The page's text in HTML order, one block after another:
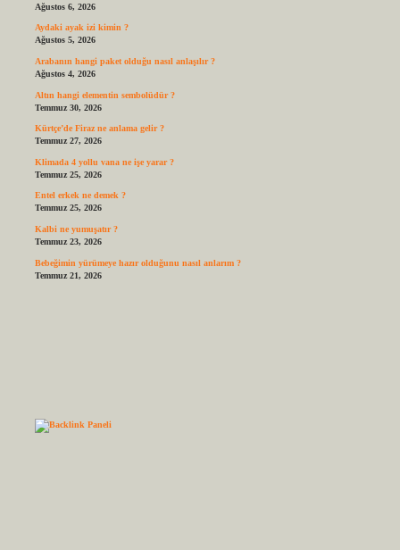
Ağustos 6, 2026
Aydaki ayak izi kimin ?
Ağustos 5, 2026
Arabanın hangi paket olduğu nasıl anlaşılır ?
Ağustos 4, 2026
Altın hangi elementin sembolüdür ?
Temmuz 30, 2026
Kürtçe’de Firaz ne anlama gelir ?
Temmuz 27, 2026
Klimada 4 yollu vana ne işe yarar ?
Temmuz 25, 2026
Entel erkek ne demek ?
Temmuz 25, 2026
Kalbi ne yumuşatır ?
Temmuz 23, 2026
Bebeğimin yürümeye hazır olduğunu nasıl anlarım ?
Temmuz 21, 2026